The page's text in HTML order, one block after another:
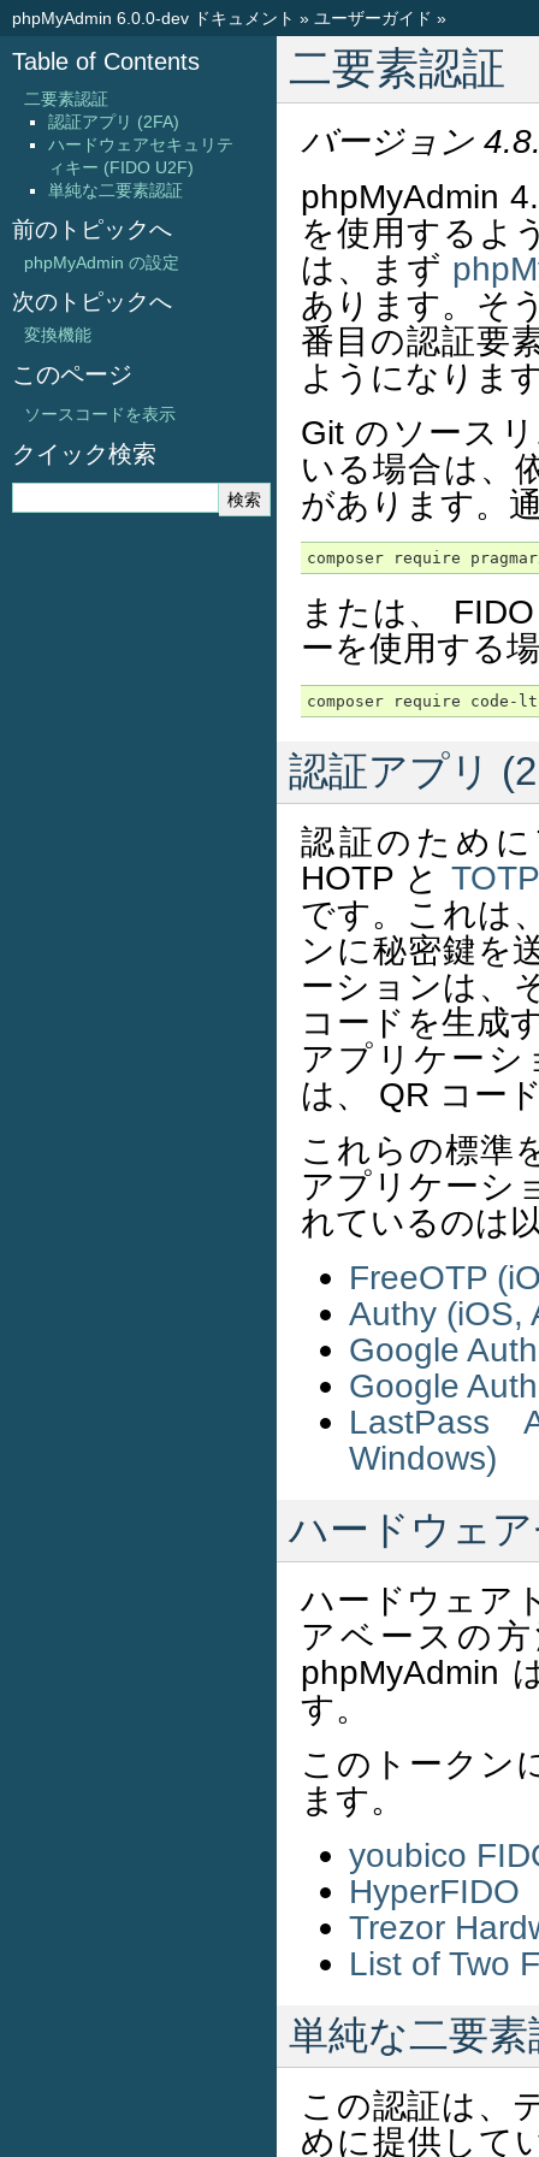
phpMyAdmin 6.0.0-dev ドキュメント » ユーザーガイド »
二要素認証
バージョン
phpMyAdmin
を使用するよ
は、まず
あります。そ
番目の認証要
ようになりま
Git のソース
いる場合は、
があります。
または、
ーを使用する
認証アプリ
認証のため
HOTP とTOTP
です。これは
ンに秘密鍵を
ーションは、
コードを生成
アプリケーシ
は、 QR コー
これらの標準
アプリケーシ
れているのは
FreeOTP
Authy (iOS,
Google
Google
LastPass
Windows)
ハードウェ
ハードウェア
アベースの
phpMyAdmin
す。
このトークン
ます。
youbico
HyperFIDO
Trezor
List of Two
単純な二要素
この認証は、
めに提供して
Table of Contents
二要素認証
認証アプリ (2FA)
ハードウェアセキュリテ
ィキー (FIDO U2F)
単純な二要素認証
前のトピックへ
phpMyAdmin の設定
次のトピックへ
変換機能
このページ
ソースコードを表示
クイック検索